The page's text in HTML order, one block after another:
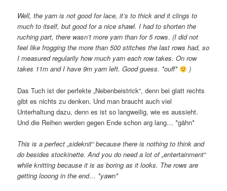
Well, the yarn is not good for lace, it’s to thick and it clings to
much to itself, but good for a nice shawl. I had to shorten the
ruching part, there wasn’t more yarn than for 5 rows. (I did not
feel like frogging the more than 500 stitches the last rows had, so
I measured regularily how much yarn each row takes. On row
takes 11m and I have 9m yarn left. Good guess. *ouff*
)
Das Tuch ist der perfekte „Nebenbeistrick“, denn bei glatt rechts
gibt es nichts zu denken. Und man braucht auch viel
Unterhaltung dazu, denn es ist so langweilig, wie es aussieht.
Und die Reihen werden gegen Ende schon arg lang… *gähn*
This is a perfect „sideknit“ because there is nothing to think and
do besides stockinette. And you do need a lot of „entertainment“
while knitting because it is as boring as it looks. The rows are
getting looong in the end… *yawn*